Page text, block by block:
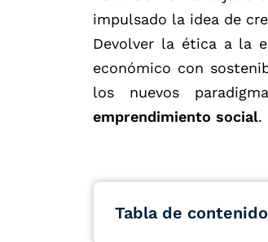
impulsado la idea de
Devolver la ética a la
económico con
los nuevos
emprendimiento social.
Tabla de